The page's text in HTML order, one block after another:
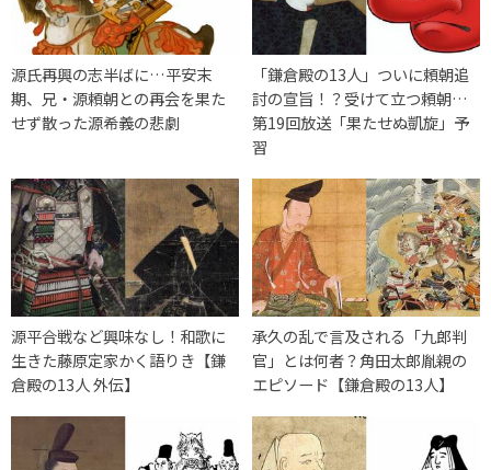
源氏再興の志半ばに…平安末
期、兄・源頼朝との再会を果た
せず散った源希義の悲劇
「鎌倉殿の13人」ついに頼朝追
討の宣旨！？受けて立つ頼朝…
第19回放送「果たせぬ凱旋」予
習
源平合戦など興味なし！和歌に
生きた藤原定家かく語りき【鎌
倉殿の13人 外伝】
承久の乱で言及される「九郎判
官」とは何者？角田太郎胤親の
エピソード【鎌倉殿の13人】